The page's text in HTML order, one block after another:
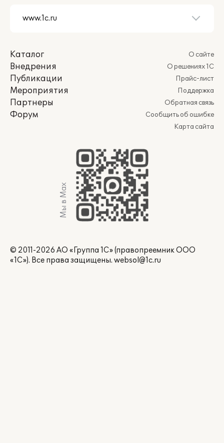
Каталог
Внедрения
Публикации
Мероприятия
Партнеры
Форум
О сайте
О решениях 1С
Прайс-лист
Поддержка
Обратная связь
Сообщить об ошибке
Карта сайта
Мы в Max
© 2011-2026 АО «Группа 1С» (правопреемник ООО
«1С»). Все права защищены. websol@1c.ru